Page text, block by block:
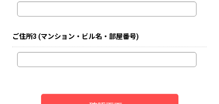
ご住所3 (マンション・ビル名・部屋番号)